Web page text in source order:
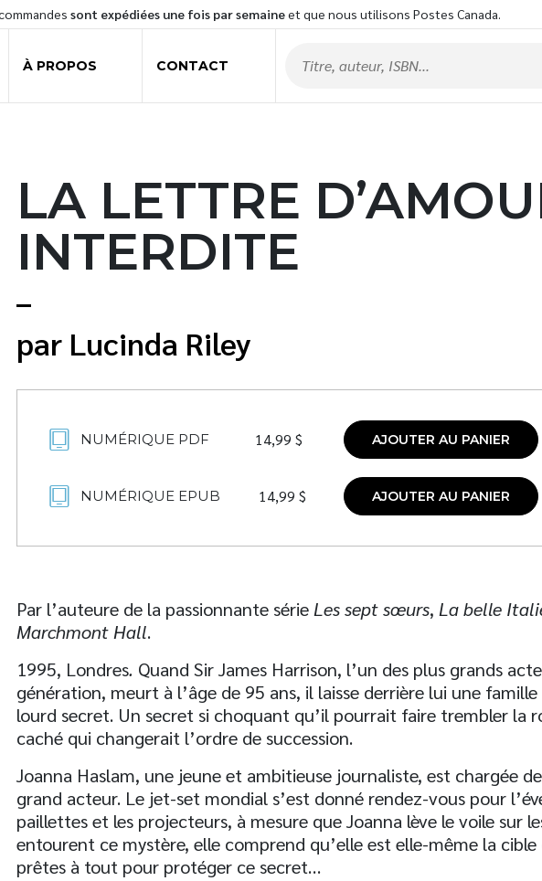
sont expédiées une fois par semaineet que nous utilisons Postes Canada.
À PROPOS CONTACT
LA LETTRE
INTERDITE
Lucinda Riley
NUMÉRIQUE PDF 14,99 $ AJOUTER AU PANIER
NUMÉRIQUE EPUB 14,99 $ AJOUTER AU PANIER
Par l’auteure de la passionnante série Les sept sœurs, La belle
Marchmont Hall.
1995, Londres. Quand Sir James Harrison, l’un des plus grands
génération, meurt à l’âge de 95 ans, il laisse derrière lui une famille
lourd secret. Un secret si choquant qu’il pourrait faire trembler la
caché qui changerait l’ordre de succession.
Joanna Haslam, une jeune et ambitieuse journaliste, est chargée
grand acteur. Le jet-set mondial s’est donné rendez-vous pour
paillettes et les projecteurs, à mesure que Joanna lève le voile sur
entourent ce mystère, elle comprend qu’elle est elle-même la cible
prêtes à tout pour protéger ce secret…